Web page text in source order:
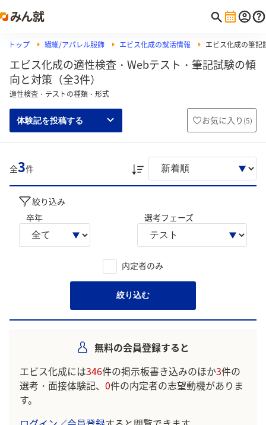
トップ 繊維/アパレル服飾 エビス化成の就活情報 エビス化成の筆
エビス化成の適性検査・Webテスト・筆記試験の傾
向と対策（全3件）
適性検査・テストの種類・形式
体験記を投稿する お気に入り (5)
全3件
絞り込み
卒年
選考フェーズ
内定者のみ
絞り込む
無料の会員登録すると
エビス化成には346件の掲示板書き込みのほか3件の
選考・面接体験記、 0件の内定者の志望動機がありま
す。